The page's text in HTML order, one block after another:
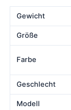
Gewicht
Größe
Farbe
Geschlecht
Modell